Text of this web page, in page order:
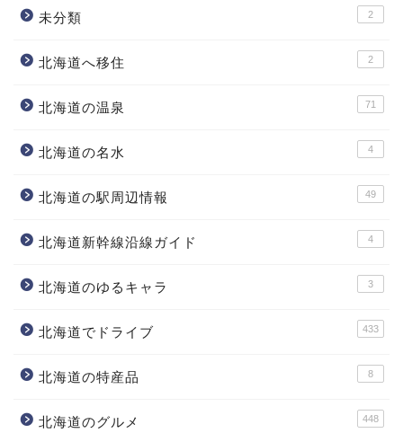
未分類 2
北海道へ移住 2
北海道の温泉 71
北海道の名水 4
北海道の駅周辺情報 49
北海道新幹線沿線ガイド 4
北海道のゆるキャラ 3
北海道でドライブ 433
北海道の特産品 8
北海道のグルメ 448